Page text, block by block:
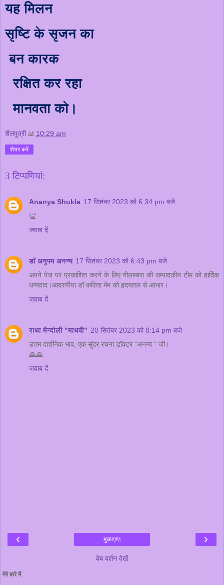
यह मिलन
सृष्टि के सृजन का
बन कारक
रक्षित कर रहा
मानवता को।
शैलपुत्री at 10:29 am
शेयर करें
3 टिप्‍पणियां:
Ananya Shukla 17 सितंबर 2023 को 6:34 pm बजे
👏
जवाब दें
डॉ अनुपम अनन्य 17 सितंबर 2023 को 6:43 pm बजे
अपने पेज पर प्रकाशित करने के लिए नीलाम्बरा की सम्पादकीय टीम को हार्दिक
धन्यवाद।आदरणीया डॉ कविता मेम को हृदयतल से आभार।
जवाब दें
राधा मैन्दोली "माधवी" 20 सितंबर 2023 को 8:14 pm बजे
उत्तम दार्शनिक भाव, एक सुंदर रचना डॉक्टर "अनन्य " जी।
🙏🙏
जवाब दें
‹ ›
मुख्यपृष्ठ
वेब वर्शन देखें
मेरे बारे में